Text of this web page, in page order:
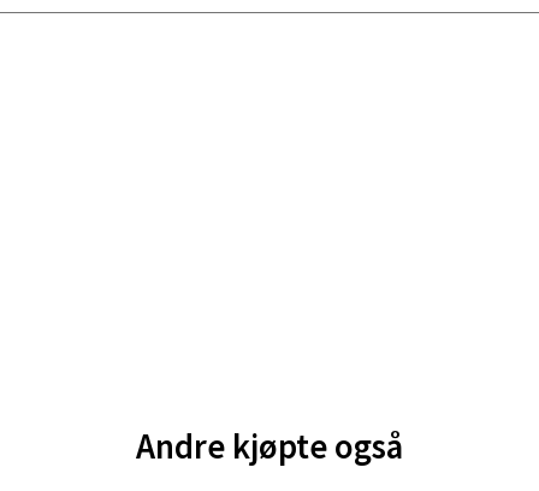
Andre kjøpte også
- Oasen Senter